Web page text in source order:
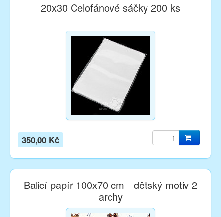
20x30 Celofánové sáčky 200 ks
350,00 Kč
Balicí papír 100x70 cm - dětský motiv 2
archy